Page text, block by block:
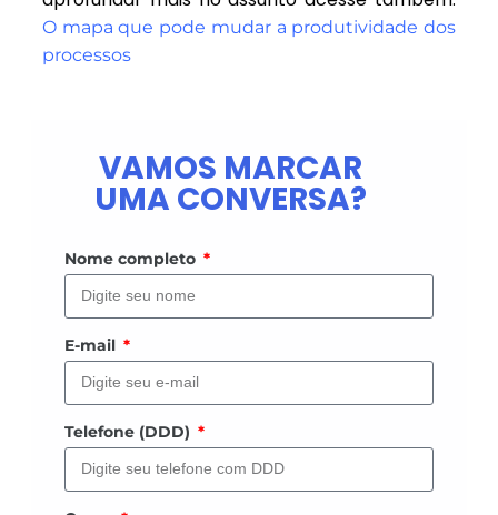
O mapa que pode mudar a produtividade dos
processos
VAMOS MARCAR
UMA CONVERSA?
Nome completo
E-mail
Telefone (DDD)